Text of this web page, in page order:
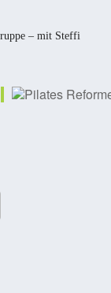
– mit Steffi